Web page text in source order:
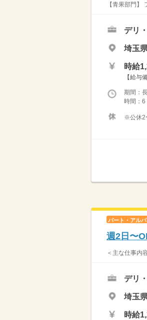
【青果部門
デリ
埼玉
時給
【給与
期間
時間：6
※公休2
パート・アルバ
週2日〜
＜主な仕事内
デリ
埼玉
時給